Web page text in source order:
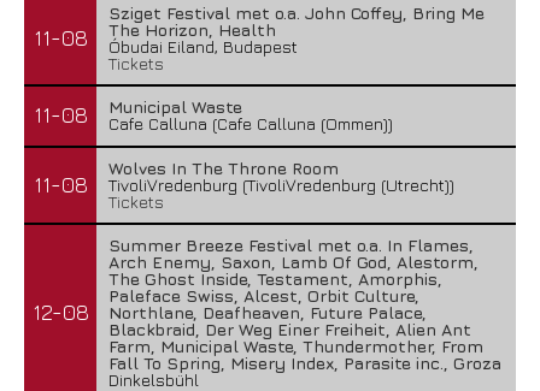
11-08
Sziget Festival met o.a. John Coffey, Bring Me
The Horizon, Health
Óbudai Eiland, Budapest
Tickets
11-08
Municipal Waste
Cafe Calluna (Cafe Calluna (Ommen))
11-08
Wolves In The Throne Room
TivoliVredenburg (TivoliVredenburg (Utrecht))
Tickets
12-08
Summer Breeze Festival met o.a. In Flames,
Arch Enemy, Saxon, Lamb Of God, Alestorm,
The Ghost Inside, Testament, Amorphis,
Paleface Swiss, Alcest, Orbit Culture,
Northlane, Deafheaven, Future Palace,
Blackbraid, Der Weg Einer Freiheit, Alien Ant
Farm, Municipal Waste, Thundermother, From
Fall To Spring, Misery Index, Parasite inc., Groza
Dinkelsbühl